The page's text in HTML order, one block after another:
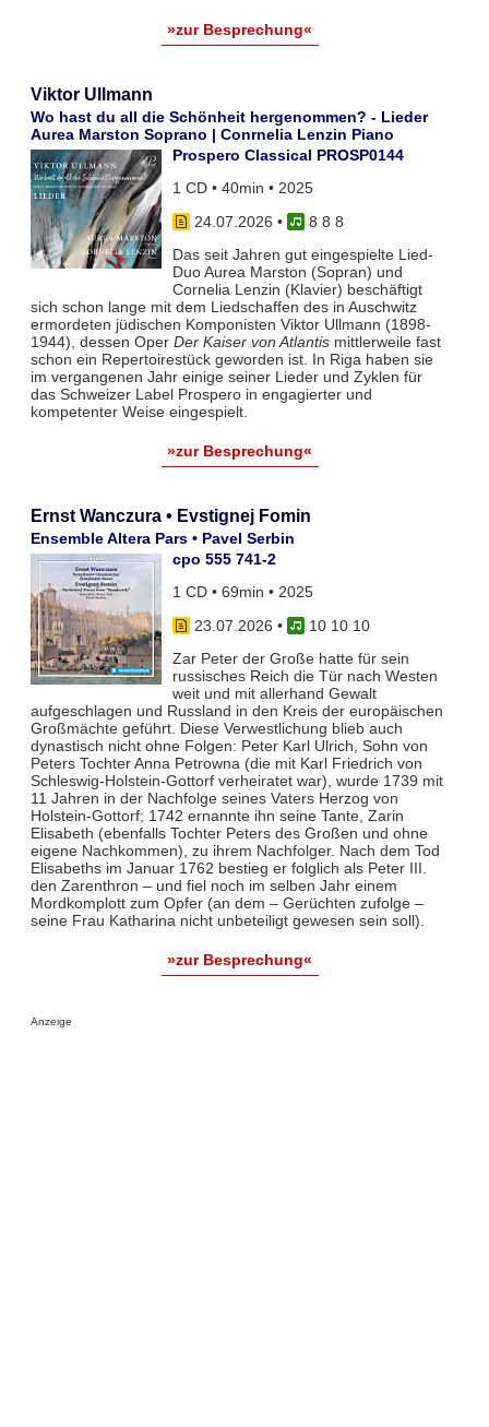
»zur Besprechung«
Viktor Ullmann
Wo hast du all die Schönheit hergenommen? - Lieder
Aurea Marston Soprano | Conrnelia Lenzin Piano
Prospero Classical PROSP0144
1 CD • 40min • 2025
24.07.2026 •
8 8 8
Das seit Jahren gut eingespielte Lied-
Duo Aurea Marston (Sopran) und
Cornelia Lenzin (Klavier) beschäftigt
sich schon lange mit dem Liedschaffen des in Auschwitz
ermordeten jüdischen Komponisten Viktor Ullmann (1898-
1944), dessen Oper Der Kaiser von Atlantismittlerweile fast
schon ein Repertoirestück geworden ist. In Riga haben sie
im vergangenen Jahr einige seiner Lieder und Zyklen für
das Schweizer Label Prospero in engagierter und
kompetenter Weise eingespielt.
»zur Besprechung«
Ernst Wanczura • Evstignej Fomin
Ensemble Altera Pars • Pavel Serbin
cpo 555 741-2
1 CD • 69min • 2025
23.07.2026 •
10 10 10
Zar Peter der Große hatte für sein
russisches Reich die Tür nach Westen
weit und mit allerhand Gewalt
aufgeschlagen und Russland in den Kreis der europäischen
Großmächte geführt. Diese Verwestlichung blieb auch
dynastisch nicht ohne Folgen: Peter Karl Ulrich, Sohn von
Peters Tochter Anna Petrowna (die mit Karl Friedrich von
Schleswig-Holstein-Gottorf verheiratet war), wurde 1739 mit
11 Jahren in der Nachfolge seines Vaters Herzog von
Holstein-Gottorf; 1742 ernannte ihn seine Tante, Zarin
Elisabeth (ebenfalls Tochter Peters des Großen und ohne
eigene Nachkommen), zu ihrem Nachfolger. Nach dem Tod
Elisabeths im Januar 1762 bestieg er folglich als Peter III.
den Zarenthron – und fiel noch im selben Jahr einem
Mordkomplott zum Opfer (an dem – Gerüchten zufolge –
seine Frau Katharina nicht unbeteiligt gewesen sein soll).
»zur Besprechung«
Anzeige